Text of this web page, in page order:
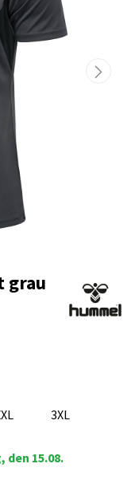
grau
3XL
15.08.